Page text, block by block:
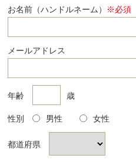
お名前（ハンドルネーム） ※必須
メールアドレス
年齢 歳
性別 男性 女性
都道府県